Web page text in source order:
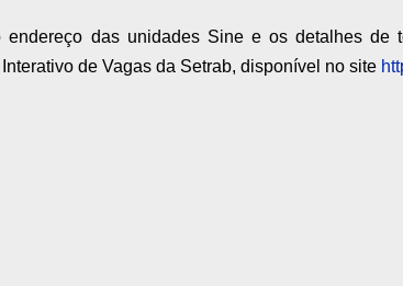
endereço das unidades Sine e os detalhes de
de Vagas da Setrab, disponível no site